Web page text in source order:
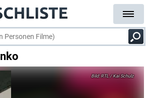
RTL / Kai Schulz